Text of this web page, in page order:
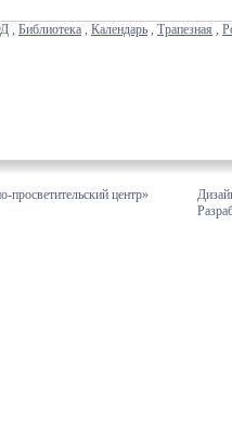
, Библиотека , Календарь , Трапезная ,
просветительский центр»